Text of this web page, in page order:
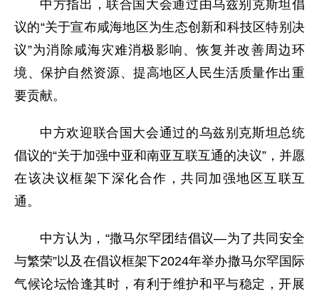
中方指出，联合国大会通过由乌兹别克斯坦倡
议的“关于宣布咸海地区为生态创新和科技区特别决
议”为消除咸海灾难消极影响、恢复并改善周边环
境、保护自然资源、提高地区人民生活质量作出重
要贡献。
中方欢迎联合国大会通过的乌兹别克斯坦总统
倡议的“关于加强中亚和南亚互联互通的决议”，并愿
在该决议框架下深化合作，共同加强地区互联互
通。
中方认为，“撒马尔罕团结倡议—为了共同安全
与繁荣”以及在倡议框架下2024年举办撒马尔罕国际
气候论坛恰逢其时，有利于维护和平与稳定，开展